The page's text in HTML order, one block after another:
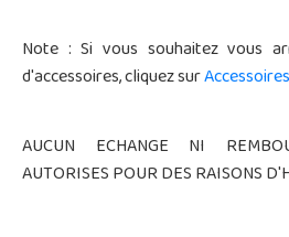
Note : Si vous souhaitez vous
d'accessoires, cliquez surAccessoires
AUCUN ECHANGE NI
AUTORISES POUR DES RAISONS